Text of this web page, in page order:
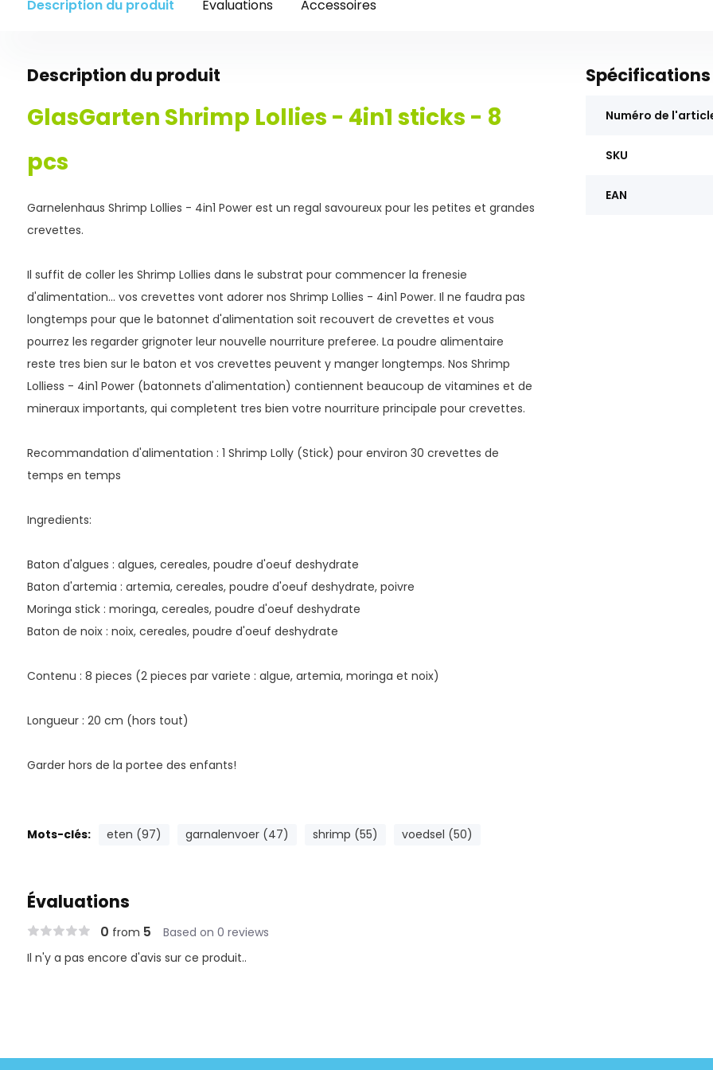
Description du produit Évaluations Accessoires
Description du produit
GlasGarten Shrimp Lollies - 4in1 sticks - 8
pcs
Garnelenhaus Shrimp Lollies - 4in1 Power est un regal savoureux pour les petites et grandes
crevettes.
Il suffit de coller les Shrimp Lollies dans le substrat pour commencer la frenesie
d'alimentation... vos crevettes vont adorer nos Shrimp Lollies - 4in1 Power. Il ne faudra pas
longtemps pour que le batonnet d'alimentation soit recouvert de crevettes et vous
pourrez les regarder grignoter leur nouvelle nourriture preferee. La poudre alimentaire
reste tres bien sur le baton et vos crevettes peuvent y manger longtemps. Nos Shrimp
Lolliess - 4in1 Power (batonnets d'alimentation) contiennent beaucoup de vitamines et de
mineraux importants, qui completent tres bien votre nourriture principale pour crevettes.
Recommandation d'alimentation : 1 Shrimp Lolly (Stick) pour environ 30 crevettes de
temps en temps
Ingredients:
Baton d'algues : algues, cereales, poudre d'oeuf deshydrate
Baton d'artemia : artemia, cereales, poudre d'oeuf deshydrate, poivre
Moringa stick : moringa, cereales, poudre d'oeuf deshydrate
Baton de noix : noix, cereales, poudre d'oeuf deshydrate
Contenu : 8 pieces (2 pieces par variete : algue, artemia, moringa et noix)
Longueur : 20 cm (hors tout)
Garder hors de la portee des enfants!
Mots-clés: eten (97) garnalenvoer (47) shrimp (55) voedsel (50)
Spécifications
Numéro de
SKU
EAN
Évaluations
0 from 5
Based on 0 reviews
Il n'y a pas encore d'avis sur ce produit..